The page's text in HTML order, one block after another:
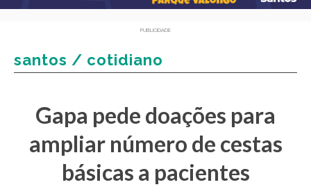
PUBLICIDADE
santos / cotidiano
Gapa pede doações para
ampliar número de cestas
básicas a pacientes